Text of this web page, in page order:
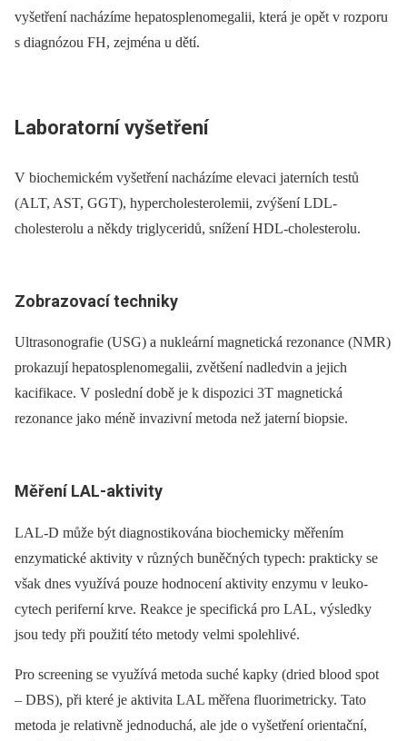
vyšetření nacházíme hepatosplenomegalii, která je opět v rozporu
s diagnózou FH, zejména u dětí.
Laboratorní vyšetření
V biochemickém vyšetření nacházíme elevaci jaterních testů
(ALT, AST, GGT), hypercholesterolemii, zvýšení LDL-
cholesterolu a někdy triglyceridů, snížení HDL-cholesterolu.
Zobrazovací techniky
Ultrasonografie (USG) a nukleární magnetická rezonance (NMR)
prokazují hepatosplenomegalii, zvětšení nadledvin a jejich
kacifikace. V poslední době je k dispozici 3T magnetická
rezonance jako méně invazivní metoda než jaterní biopsie.
Měření LAL-aktivity
LAL-D může být diagnostikována biochemicky měřením
enzymatické aktivity v různých buněčných typech: prakticky se
však dnes využívá pouze hodnocení aktivity enzymu v leuko­
cytech periferní krve. Reakce je specifická pro LAL, výsledky
jsou tedy při použití této metody velmi spolehlivé.
Pro screening se využívá metoda suché kapky (dried blood spot
–⁠ DBS), při které je aktivita LAL měřena fluorimetricky. Tato
metoda je relativně jednoduchá, ale jde o vyšetření orientační,